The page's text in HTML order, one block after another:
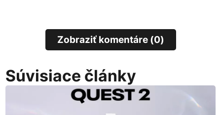
Zobraziť komentáre (0)
Súvisiace články